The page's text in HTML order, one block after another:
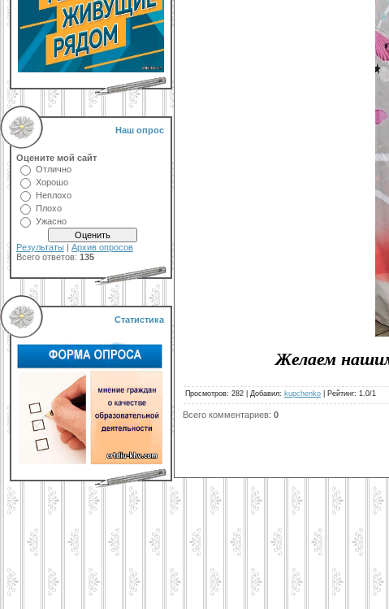
Наш опрос
Оцените мой сайт
Отлично
Хорошо
Неплохо
Плохо
Ужасно
Результаты | Архив опросов
Всего ответов: 135
Статистика
Желаем
Просмотров: 282 Добавил: kupchenko Рейтинг: 1.0/1
Всего комментариев: 0